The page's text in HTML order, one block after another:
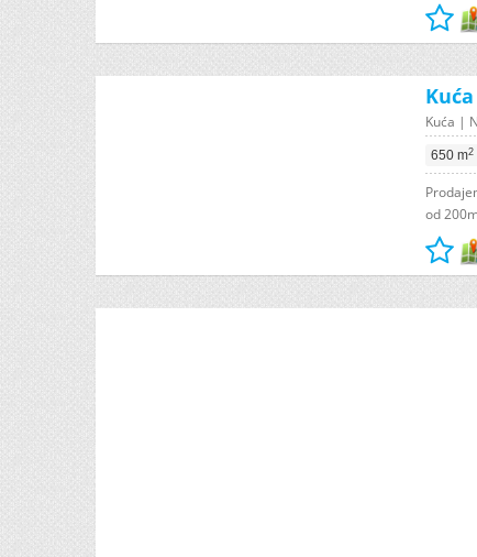
Kuća |
650 m2
od